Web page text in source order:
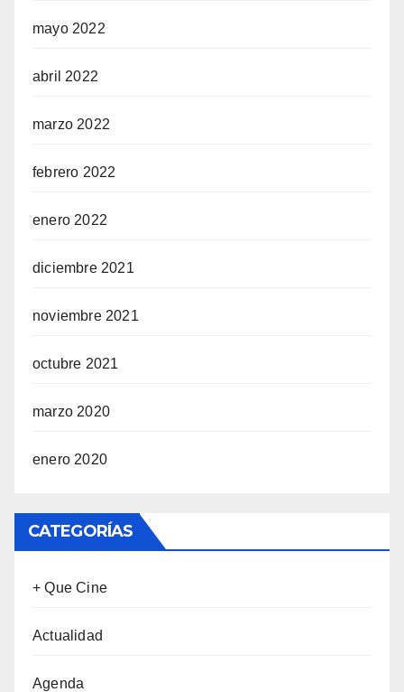
mayo 2022
abril 2022
marzo 2022
febrero 2022
enero 2022
diciembre 2021
noviembre 2021
octubre 2021
marzo 2020
enero 2020
CATEGORÍAS
+ Que Cine
Actualidad
Agenda